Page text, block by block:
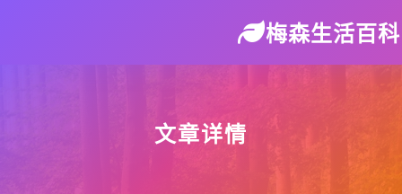
梅森生活百
文章详情